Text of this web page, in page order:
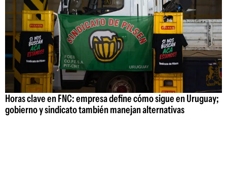
Horas clave en FNC: empresa define cómo sigue en Uruguay;
gobierno y sindicato también manejan alternativas